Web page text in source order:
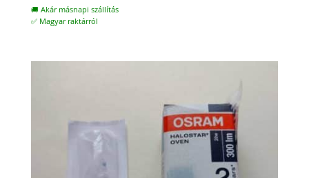
🚚 Akár másnapi szállítás
✅ Magyar raktárról